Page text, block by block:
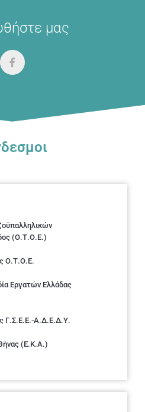
μας
(Ο.Τ.Ο.Ε.)
Ο.Τ.Ο.Ε.
Εργατών Ελλάδας
Γ.Σ.Ε.Ε.-Α.Δ.Ε.Δ.Υ.
(Ε.Κ.Α.)